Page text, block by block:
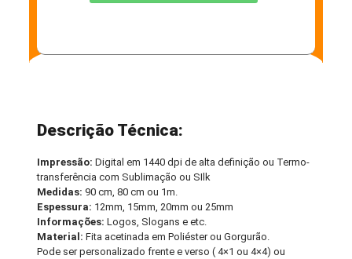
Descrição Técnica:
Impressão: Digital em 1440 dpi de alta definição ou Termo-
transferência com Sublimação ou SIlk
Medidas: 90 cm, 80 cm ou 1m.
Espessura: 12mm, 15mm, 20mm ou 25mm
Informações:Logos, Slogans e etc.
Material: Fita acetinada em Poliéster ou Gorgurão.
Pode ser personalizado frente e verso ( 4×1 ou 4×4) ou